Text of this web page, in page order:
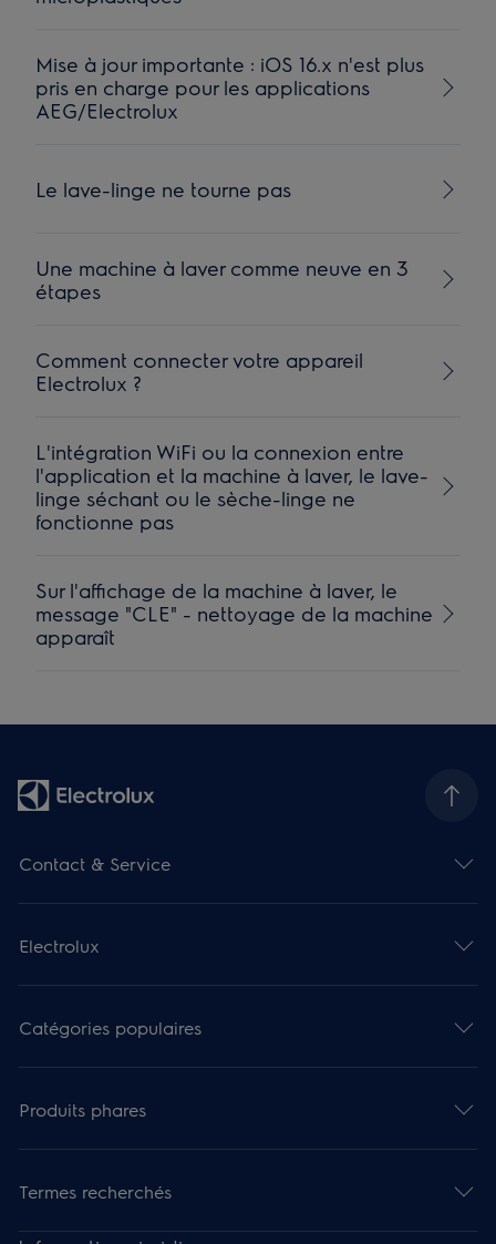
Mise à jour importante : iOS 16.x n'est plus
pris en charge pour les applications
AEG/Electrolux
Le lave-linge ne tourne pas
Une machine à laver comme neuve en 3
étapes
Comment connecter votre appareil
Electrolux ?
L'intégration WiFi ou la connexion entre
l'application et la machine à laver, le lave-
linge séchant ou le sèche-linge ne
fonctionne pas
Sur l'affichage de la machine à laver, le
message "CLE" - nettoyage de la machine
apparaît
Contact & Service
Electrolux
Catégories populaires
Produits phares
Termes recherchés